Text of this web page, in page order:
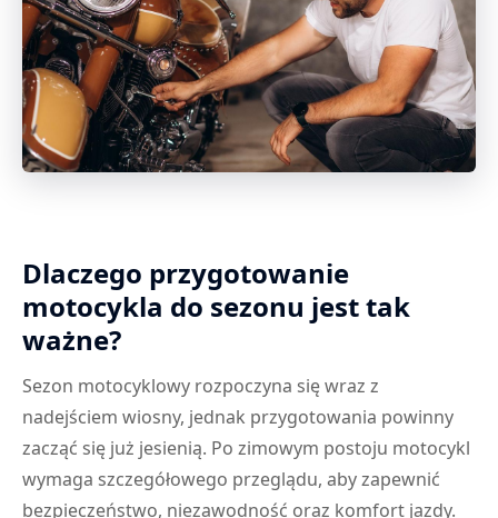
Dlaczego przygotowanie
motocykla do sezonu jest tak
ważne?
Sezon motocyklowy rozpoczyna się wraz z
nadejściem wiosny, jednak przygotowania powinny
zacząć się już jesienią. Po zimowym postoju motocykl
wymaga szczegółowego przeglądu, aby zapewnić
bezpieczeństwo, niezawodność oraz komfort jazdy.